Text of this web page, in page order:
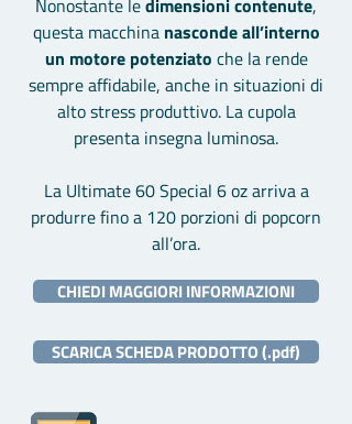
Nonostante ledimensioni contenute,
questa macchina nasconde all’interno
un motore potenziato che la rende
sempre affidabile, anche in situazioni di
alto stress produttivo. La cupola
presenta insegna luminosa.
La Ultimate 60 Special 6 oz arriva a
produrre fino a 120 porzioni di popcorn
all’ora.
CHIEDI MAGGIORI INFORMAZIONI
SCARICA SCHEDA PRODOTTO (.pdf)